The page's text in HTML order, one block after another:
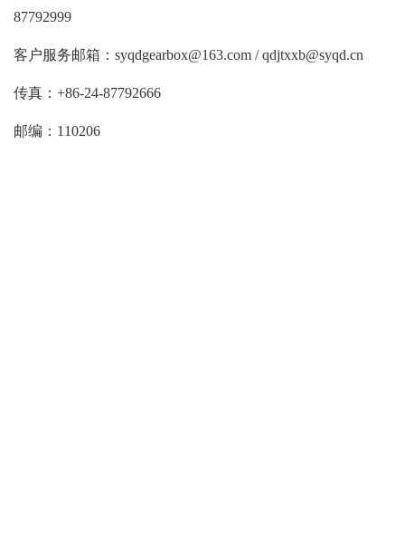
87792999
客户服务邮箱：syqdgearbox@163.com / qdjtxxb@syqd.cn
传真：+86-24-87792666
邮编：110206